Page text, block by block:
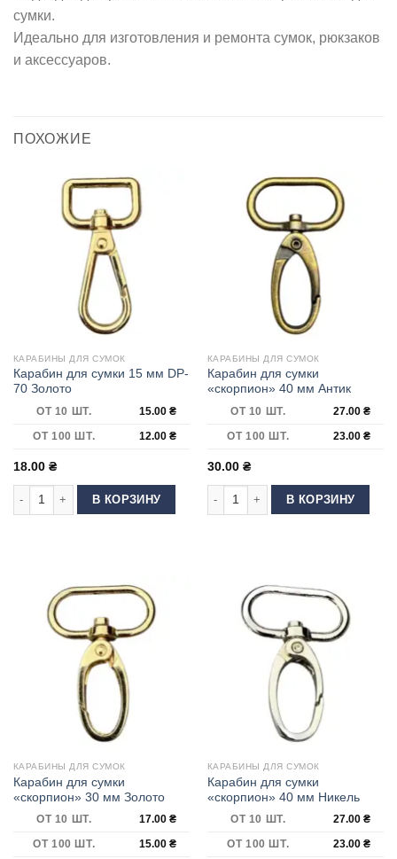
сумки.
Идеально для изготовления и ремонта сумок, рюкзаков
и аксессуаров.
ПОХОЖИЕ
КАРАБИНЫ ДЛЯ СУМОК
Карабин для сумки 15 мм DP-
70 Золото
ОТ 10 ШТ. 15.00 ₴
ОТ 100 ШТ.
12.00 ₴
18.00 ₴
Количество товара Карабин для сумки 15 мм DP-70 Золото
В КОРЗИНУ
КАРАБИНЫ ДЛЯ СУМОК
Карабин для сумки
«скорпион» 40 мм Антик
ОТ 10 ШТ. 27.00 ₴
ОТ 100 ШТ.
23.00 ₴
30.00 ₴
Количество товара Карабин для
В КОРЗИНУ
КАРАБИНЫ ДЛЯ СУМОК
Карабин для сумки
«скорпион» 30 мм Золото
ОТ 10 ШТ. 17.00 ₴
ОТ 100 ШТ.
15.00 ₴
КАРАБИНЫ ДЛЯ СУМОК
Карабин для сумки
«скорпион» 40 мм Никель
ОТ 10 ШТ. 27.00 ₴
ОТ 100 ШТ.
23.00 ₴